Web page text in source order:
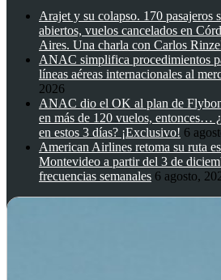
Arajet y su colapso. 170 pasajeros
abiertos, vuelos cancelados en
Aires. Una charla con Carlos
ANAC simplifica procedimientos
líneas aéreas internacionales al
2026
ANAC dio el OK al plan de
en más de 120 vuelos, entonces…
en estos 3 días? ¡Exclusivo! 6
American Airlines retoma su ruta
Montevideo a partir del 3 de
frecuencias semanales 6 agosto,